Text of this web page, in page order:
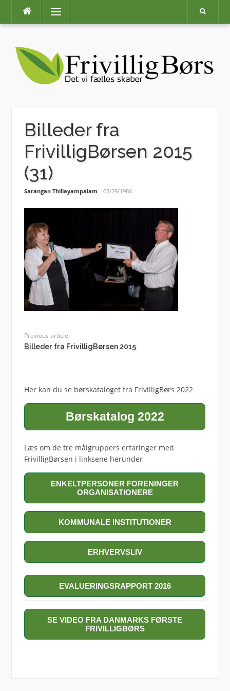
content
Menu
Billeder fra
FrivilligBørsen 2015
(31)
Sarangan Thillayampalam 03/29/1986
Previous article
Billeder fra FrivilligBørsen 2015
Her kan du se børskataloget fra FrivilligBørs 2022
Børskatalog 2022
Læs om de tre målgruppers erfaringer med
FrivilligBørsen i linksene herunder
ENKELTPERSONER FORENINGER
ORGANISATIONERE
KOMMUNALE INSTITUTIONER
ERHVERVSLIV
EVALUERINGSRAPPORT 2016
SE VIDEO FRA DANMARKS FØRSTE
FRIVILLIGBØRS